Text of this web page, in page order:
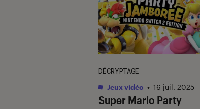
Super Mario Party
DÉCRYPTAGE
Jeux vidéo • 16 juil. 2025